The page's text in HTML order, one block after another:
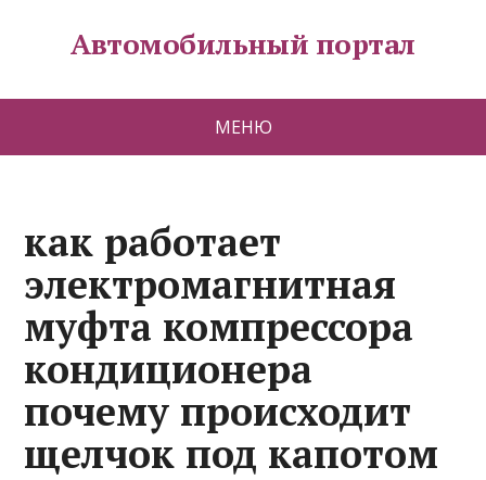
Автомобильный портал
МЕНЮ
как работает
электромагнитная
муфта компрессора
кондиционера
почему происходит
щелчок под капотом